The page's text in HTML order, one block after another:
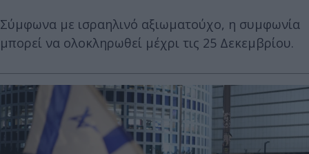
Σύμφωνα με ισραηλινό αξιωματούχο, η συμφωνία
μπορεί να ολοκληρωθεί μέχρι τις 25 Δεκεμβρίου.